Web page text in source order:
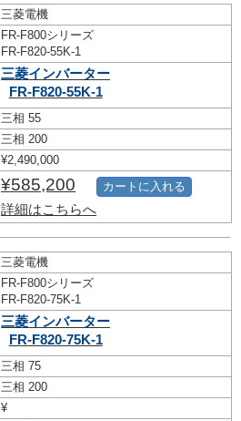
三菱電機
FR-F800シリーズ
FR-F820-55K-1
三菱インバーター
FR-F820-55K-1
三相 55
三相 200
¥2,490,000
¥585,200
詳細はこちらへ
カートに入れる
三菱電機
FR-F800シリーズ
FR-F820-75K-1
三菱インバーター
FR-F820-75K-1
三相 75
三相 200
¥